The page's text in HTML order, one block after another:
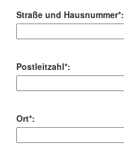
Straße und Hausnummer*:
Postleitzahl*:
Ort*: